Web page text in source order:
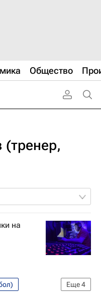
Общество
на
Еще4